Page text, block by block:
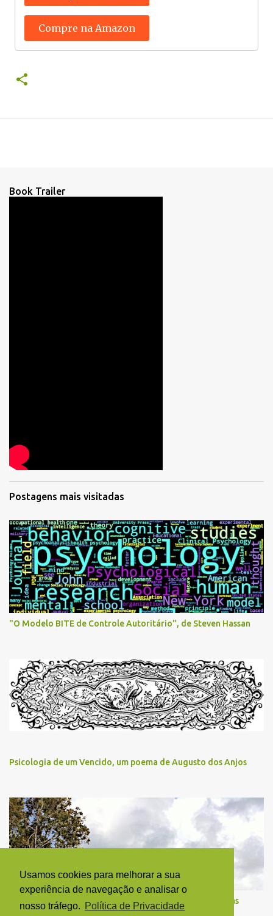
Usamos cookies para melhorar a sua
experiência de navegação e analisar o
nosso tráfego. Política de Privacidade
Compre na Amazon
Book Trailer
Postagens mais visitadas
"O Modelo BITE de Controle Autoritário", de Steven Hassan
Psicologia de um Vencido, um poema de Augusto dos Anjos
“A mão que assinou o papel”, um poema de Dylan Thomas